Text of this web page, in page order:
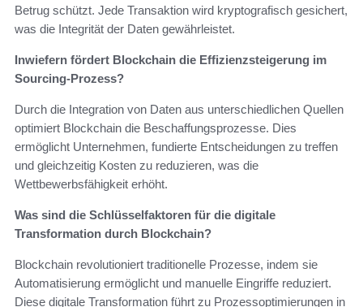
Betrug schützt. Jede Transaktion wird kryptografisch gesichert,
was die Integrität der Daten gewährleistet.
Inwiefern fördert Blockchain die Effizienzsteigerung im
Sourcing-Prozess?
Durch die Integration von Daten aus unterschiedlichen Quellen
optimiert Blockchain die Beschaffungsprozesse. Dies
ermöglicht Unternehmen, fundierte Entscheidungen zu treffen
und gleichzeitig Kosten zu reduzieren, was die
Wettbewerbsfähigkeit erhöht.
Was sind die Schlüsselfaktoren für die digitale
Transformation durch Blockchain?
Blockchain revolutioniert traditionelle Prozesse, indem sie
Automatisierung ermöglicht und manuelle Eingriffe reduziert.
Diese digitale Transformation führt zu Prozessoptimierungen in